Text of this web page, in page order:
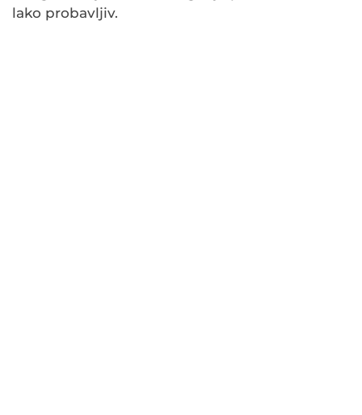
lako probavljiv.